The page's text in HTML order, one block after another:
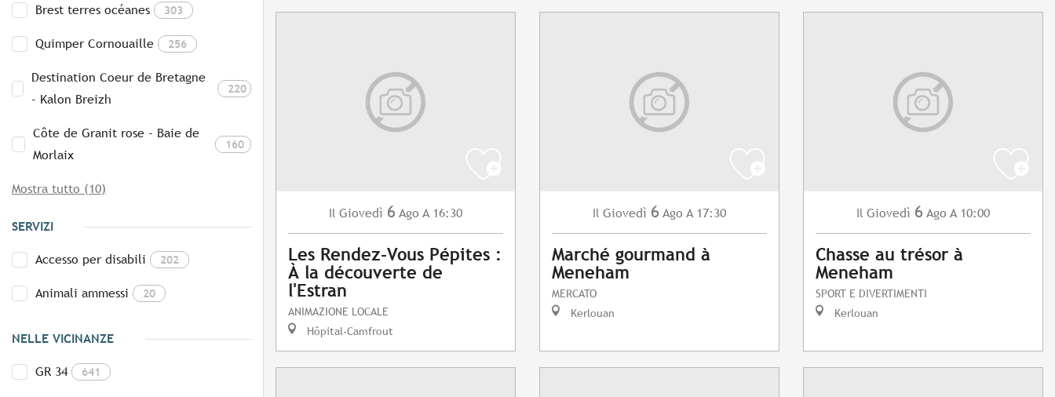
Brest terres océanes 303
Quimper Cornouaille 256
Destination Coeur de Bretagne
- Kalon Breizh
220
Côte de Granit rose - Baie de
Morlaix
160
Mostra tutto (10)
SERVIZI
Accesso per disabili 202
Animali ammessi 20
NELLE VICINANZE
GR 34 641
Il Giovedì 6 Ago A 16:30
Les Rendez-Vous Pépites :
À la découverte de
l'Estran
ANIMAZIONE LOCALE
Hôpital-Camfrout
Il Giovedì 6 Ago A 17:30
Marché gourmand à
Meneham
MERCATO
Kerlouan
Il Giovedì 6 Ago A 10:00
Chasse au trésor à
Meneham
SPORT E DIVERTIMENTI
Kerlouan